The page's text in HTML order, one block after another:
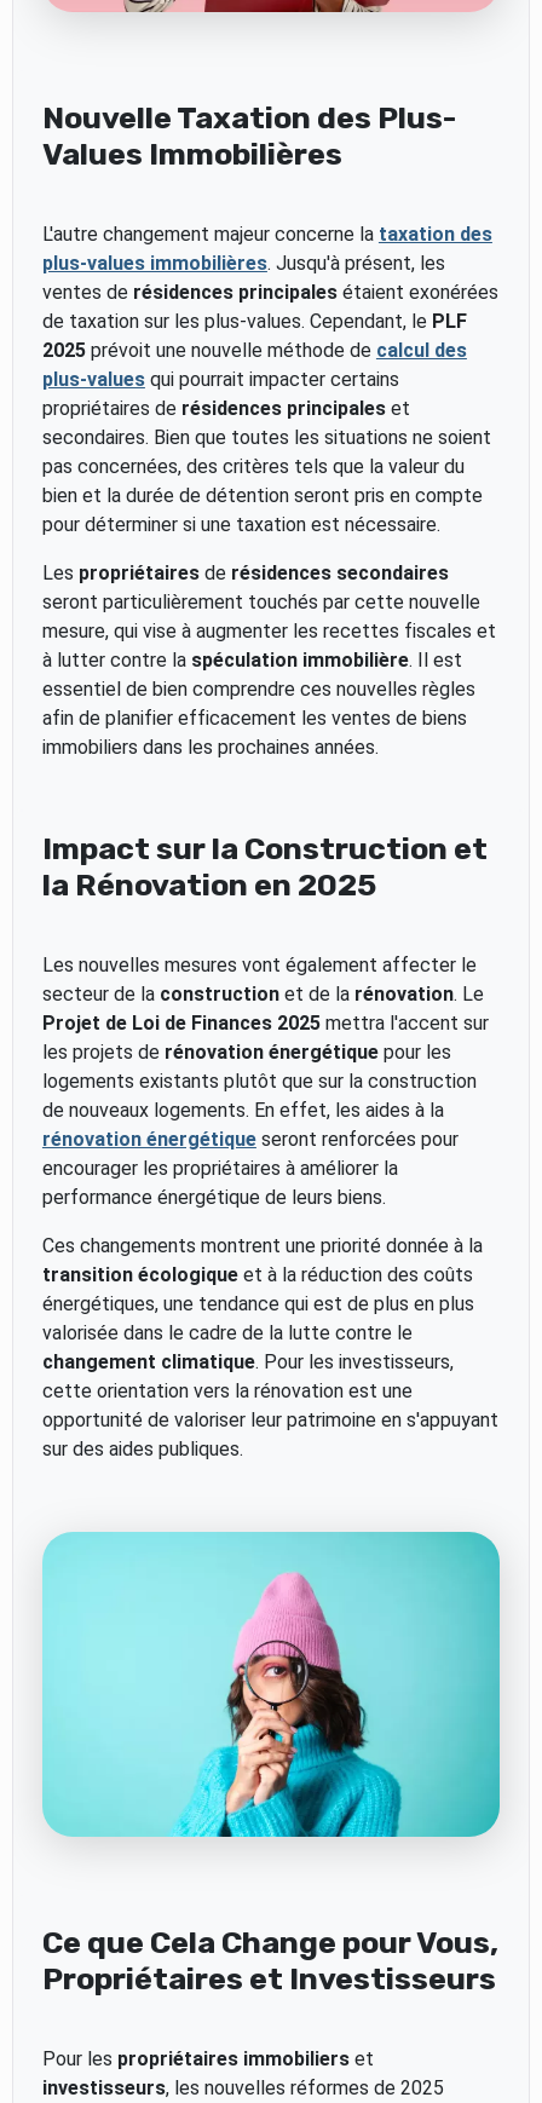
Nouvelle Taxation des Plus-
Values Immobilières
L'autre changement majeur concerne la taxation des
plus-values immobilières. Jusqu'à présent, les
ventes de résidences principalesétaient exonérées
de taxation sur les plus-values. Cependant, le PLF
2025prévoit une nouvelle méthode de calcul des
plus-valuesqui pourrait impacter certains
propriétaires de résidences principaleset
secondaires. Bien que toutes les situations ne soient
pas concernées, des critères tels que la valeur du
bien et la durée de détention seront pris en compte
pour déterminer si une taxation est nécessaire.
Les propriétairesde résidences secondaires
seront particulièrement touchés par cette nouvelle
mesure, qui vise à augmenter les recettes fiscales et
à lutter contre la spéculation immobilière. Il est
essentiel de bien comprendre ces nouvelles règles
afin de planifier efficacement les ventes de biens
immobiliers dans les prochaines années.
Impact sur la Construction et
la Rénovation en 2025
Les nouvelles mesures vont également affecter le
secteur de la constructionet de la rénovation. Le
Projet de Loi de Finances 2025mettra l'accent sur
les projets de rénovation énergétiquepour les
logements existants plutôt que sur la construction
de nouveaux logements. En effet, les aides à la
rénovation énergétiqueseront renforcées pour
encourager les propriétaires à améliorer la
performance énergétique de leurs biens.
Ces changements montrent une priorité donnée à la
transition écologiqueet à la réduction des coûts
énergétiques, une tendance qui est de plus en plus
valorisée dans le cadre de la lutte contre le
changement climatique. Pour les investisseurs,
cette orientation vers la rénovation est une
opportunité de valoriser leur patrimoine en s'appuyant
sur des aides publiques.
Ce que Cela Change pour Vous,
Propriétaires et Investisseurs
Pour les propriétaires immobilierset
investisseurs, les nouvelles réformes de 2025